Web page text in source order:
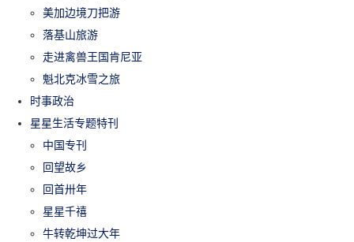
美加边境刀把游
落基山旅游
走进禽兽王国肯尼亚
魁北克冰雪之旅
时事政治
星星生活专题特刊
中国专刊
回望故乡
回首卅年
星星千禧
牛转乾坤过大年